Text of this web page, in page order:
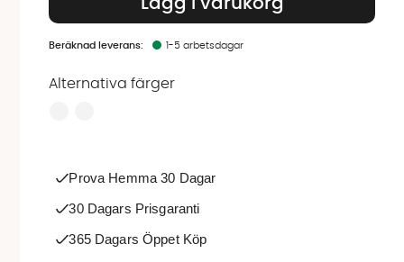
1-5 arbetsdagar
Alternativa färger
Prova Hemma 30 Dagar
30 Dagars Prisgaranti
365 Dagars Öppet Köp